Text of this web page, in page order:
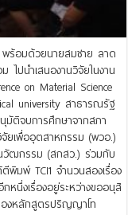
ร้อมด้วยนายสมชาย ลาด
ปนำเสนองานวิจัยในงาน
on Material Science
university สาธารณรัฐ
มัติจบการศึกษาจากสภา
ยเพื่ออุตสาหกรรม (พวอ.)
วัฒกรรม (สกสว.) ร่วมกับ
พิมพ์ TCI1 จำนวนสองเรื่อง
นึ่งเรื่องอยู่ระหว่างขออนุสิ
งหลักสูตรปริญญาโท